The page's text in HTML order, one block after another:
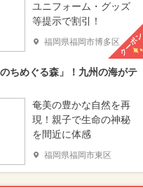
ユニフォーム・グッズ
等提示で割引！
福岡県福岡市博多区クーポン
ちめぐる森」！九州の海がテ
奄美の豊かな自然を再
現！親子で生命の神秘
を間近に体感
福岡県福岡市東区